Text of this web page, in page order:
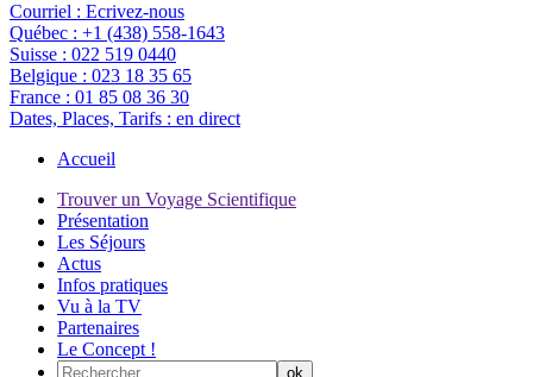
Courriel : Ecrivez-nous
Québec : +1 (438) 558-1643
Suisse : 022 519 0440
Belgique : 023 18 35 65
France : 01 85 08 36 30
Dates, Places, Tarifs : en direct
Accueil
Trouver un Voyage Scientifique
Présentation
Les Séjours
Actus
Infos pratiques
Vu à la TV
Partenaires
Le Concept !